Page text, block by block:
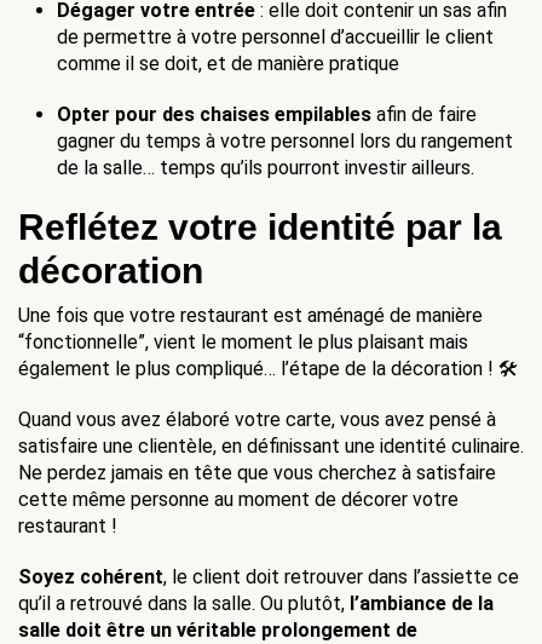
Dégager votre entrée : elle doit contenir un sas afin
de permettre à votre personnel d’accueillir le client
comme il se doit, et de manière pratique
Opter pour des chaises empilables afin de faire
gagner du temps à votre personnel lors du rangement
de la salle… temps qu’ils pourront investir ailleurs.
Reflétez votre identité par la
décoration
Une fois que votre restaurant est aménagé de manière
“fonctionnelle”, vient le moment le plus plaisant mais
également le plus compliqué… l’étape de la décoration ! 🛠
Quand vous avez élaboré votre carte, vous avez pensé à
satisfaire une clientèle, en définissant une identité culinaire.
Ne perdez jamais en tête que vous cherchez à satisfaire
cette même personne au moment de décorer votre
restaurant !
Soyez cohérent, le client doit retrouver dans l’assiette ce
qu’il a retrouvé dans la salle. Ou plutôt, l’ambiance de la
salle doit être un véritable prolongement de